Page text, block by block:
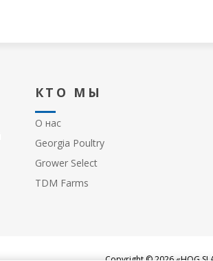
КТО МЫ
О нас
Georgia Poultry
Grower Select
TDM Farms